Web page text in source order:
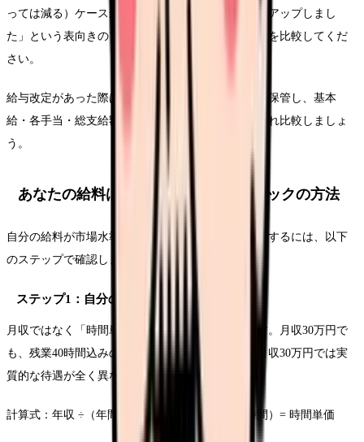
っては減る）ケースが報告されています。「ベースアップしまし
た」という表向きのアナウンスと、実際の給与明細を比較してくだ
さい。
給与改定があった際は、改定前後の給与明細を必ず保管し、基本
給・各手当・総支給額・控除額・手取り額をそれぞれ比較しましょ
う。
あなたの給料は平均以上？セルフチェックの方法
自分の給料が市場水準と比べて適正かどうかを判断するには、以下
のステップで確認しましょう。
ステップ1：自分の「時間単価」を計算する
月収ではなく「時間単価」で比較するのが正確です。月収30万円で
も、残業40時間込みの月収30万円と、残業ゼロの月収30万円では実
質的な待遇が全く異なります。
計算式：年収 ÷（年間所定労働時間 + 年間残業時間）= 時間単価